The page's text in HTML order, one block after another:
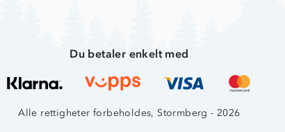
Du betaler enkelt med
Alle rettigheter forbeholdes, Stormberg - 2026